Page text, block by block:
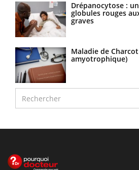
Drépanocytose :
globules rouges
graves
Maladie de
amyotrophique)